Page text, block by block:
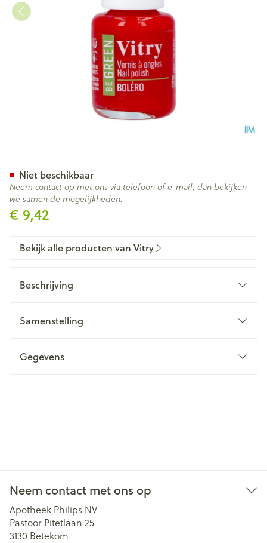
€ 9,42
Niet beschikbaar
Neem contact op met ons via telefoon of e-mail, dan bekijken
we samen de mogelijkheden.
Bekijk alle producten van Vitry
Beschrijving
Samenstelling
Gegevens
Neem contact met ons op
Apotheek Philips NV
Pastoor Pitetlaan 25
3130 Betekom